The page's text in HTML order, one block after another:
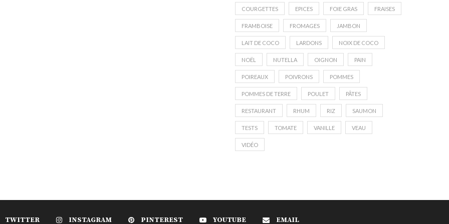
COURGETTES EPICES FOIE GRAS FRAISES
FRAMBOISE FROMAGES JAMBON
LAIT DE COCO LARDONS NOIX DE COCO
NOËL NUTELLA OIGNON PAIN
POIREAUX POIVRONS POMMES
POMMES DE TERRE POULET PÂTES
RESTAURANT RHUM RIZ SAUMON
TESTS TOMATE VANILLE VEAU
VIDÉO
TWITTER INSTAGRAM PINTEREST YOUTUBE EMAIL